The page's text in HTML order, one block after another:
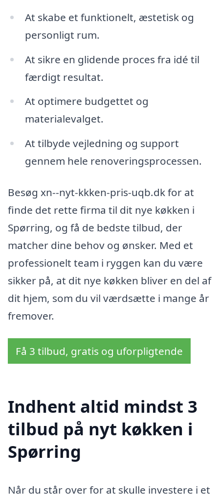
At skabe et funktionelt, æstetisk og
personligt rum.
At sikre en glidende proces fra idé til
færdigt resultat.
At optimere budgettet og
materialevalget.
At tilbyde vejledning og support
gennem hele renoveringsprocessen.
Besøg xn--nyt-kkken-pris-uqb.dk for at
finde det rette firma til dit nye køkken i
Spørring, og få de bedste tilbud, der
matcher dine behov og ønsker. Med et
professionelt team i ryggen kan du være
sikker på, at dit nye køkken bliver en del af
dit hjem, som du vil værdsætte i mange år
fremover.
Få 3 tilbud, gratis og uforpligtende
Indhent altid mindst 3
tilbud på nyt køkken i
Spørring
Når du står over for at skulle investere i et